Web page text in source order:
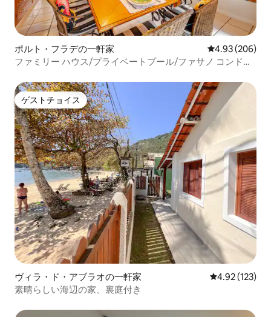
ポルト・フラデの一軒家 レビュー206
4.93 (206)
ファミリー ハウス/プライベートプール/ファサノ コンドミ
ゲストチョイス
ゲストチョイス
ヴィラ・ド・アブラオの一軒家 レビュー123
4.92 (123)
素晴らしい海辺の家、裏庭付き